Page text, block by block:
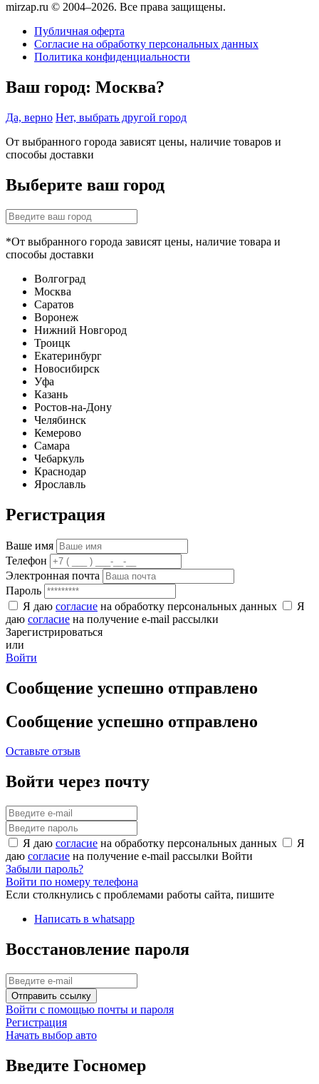
mirzap.ru © 2004–2026. Все права защищены.
Публичная оферта
Согласие на обработку персональных данных
Политика конфиденциальности
Ваш город: Москва?
Да, верно Нет, выбрать другой город
От выбранного города зависят цены, наличие товаров и
способы доставки
Выберите ваш город
*От выбранного города зависят цены, наличие товара и
способы доставки
Волгоград
Москва
Саратов
Воронеж
Нижний Новгород
Троицк
Екатеринбург
Новосибирск
Уфа
Казань
Ростов-на-Дону
Челябинск
Кемерово
Самара
Чебаркуль
Краснодар
Ярославль
Регистрация
Ваше имя
Телефон
Электронная почта
Пароль
Я даю согласие на обработку персональных данных
Я
даю согласие на получение e-mail рассылки
Зарегистрироваться
или
Войти
Сообщение успешно отправлено
Сообщение успешно отправлено
Оставьте отзыв
Войти через почту
Я даю согласие на обработку персональных данных
Я
даю согласие на получение e-mail рассылки Войти
Забыли пароль?
Войти по номеру телефона
Если столкнулись с проблемами работы сайта, пишите
Написать в whatsapp
Восстановление пароля
Отправить ссылку
Войти с помощью почты и пароля
Регистрация
Начать выбор авто
Введите Госномер